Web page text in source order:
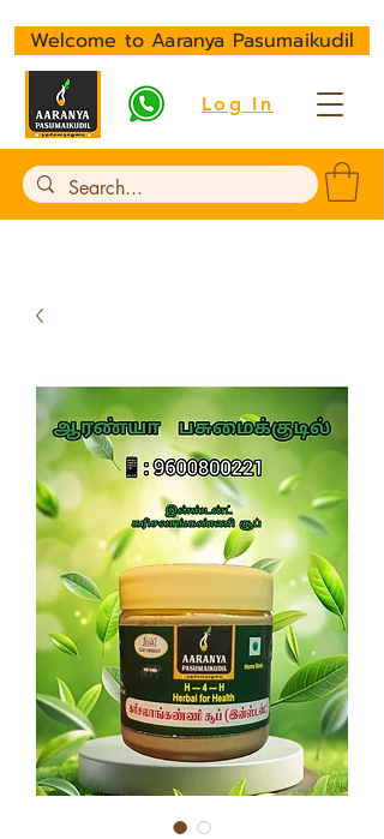
Welcome to Aaranya Pasumaikudil
Log In